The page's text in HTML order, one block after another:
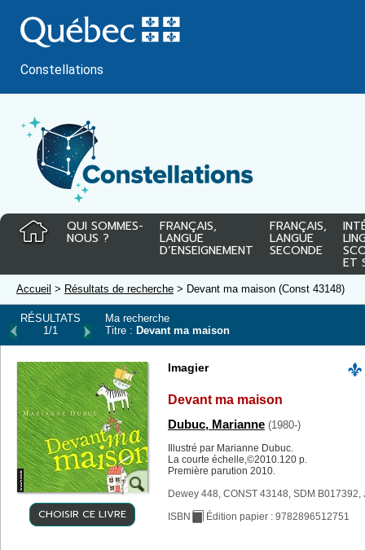
au
contenu
Constellations
QUI SOMMES-
NOUS ?
FRANÇAIS,
LANGUE
D’ENSEIGNEMENT
FRANÇAIS,
LANGUE
SECONDE
ET
Accueil > Résultats de recherche > Devant ma maison (Const 43148)
RÉSULTATS
1/1
Ma recherche
Titre : Devant ma maison
CHOISIR CE LIVRE
Imagier
Devant ma maison
Dubuc, Marianne (1980-)
Illustré par Marianne Dubuc.
La courte échelle,©2010.120 p.
Première parution 2010.
Dewey 448, CONST 43148, SDM B017392,
ISBN Édition papier : 9782896512751